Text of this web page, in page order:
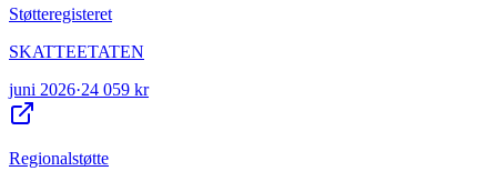
Støtteregisteret
SKATTEETATEN
juni 2026·24 059 kr
Regionalstøtte